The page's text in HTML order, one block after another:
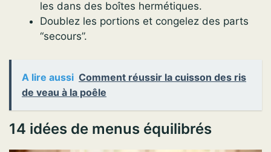
les dans des boîtes hermétiques.
Doublez les portions et congelez des parts
“secours”.
A lire aussi Comment réussir la cuisson des ris
de veau à la poêle
14 idées de menus équilibrés